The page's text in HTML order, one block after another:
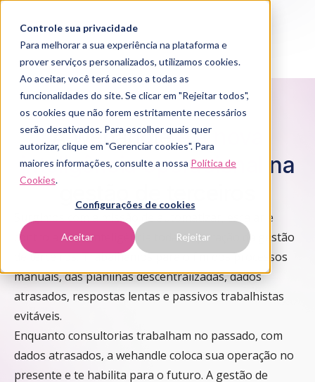
Controle sua privacidade
Para melhorar a sua experiência na plataforma e
prover serviços personalizados, utilizamos cookies.
Ao aceitar, você terá acesso a todas as
funcionalidades do site. Se clicar em "Rejeitar todos",
os cookies que não forem estritamente necessários
serão desativados. Para escolher quais quer
autorizar, clique em "Gerenciar cookies". Para
maiores informações, consulte a nossa Política de
Cookies.
Configurações de cookies
Aceitar Rejeitar
A wehandleé a nova
inteligência operacional
na
Surgimos com a missão de automatizar, escalar e
controlar com inteligência toda a operação da gestão
de terceiros. Trabalhamos para o fim dos processos
manuais, das planilhas descentralizadas, dados
atrasados, respostas lentas e passivos trabalhistas
evitáveis.
Enquanto consultorias trabalham no passado, com
dados atrasados, a wehandle coloca sua operação no
presente e te habilita para o futuro. A gestão de